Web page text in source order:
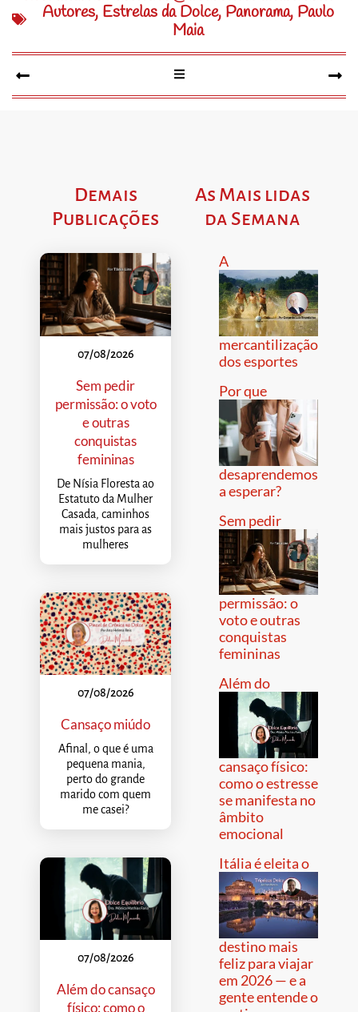
Autores, Estrelas da Dolce, Panorama, Paulo
Maia
Demais
Publicações
07/08/2026
Sem pedir
permissão: o voto
e outras
conquistas
femininas
De Nísia Floresta ao
Estatuto da Mulher
Casada, caminhos
mais justos para as
mulheres
07/08/2026
Cansaço miúdo
Afinal, o que é uma
pequena mania,
perto do grande
marido com quem
me casei?
07/08/2026
Além do cansaço
físico: como o
As Mais lidas
da Semana
A
mercantilização
dos esportes
Por que
desaprendemos
a esperar?
Sem pedir
permissão: o
voto e outras
conquistas
femininas
Além do
cansaço físico:
como o estresse
se manifesta no
âmbito
emocional
Itália é eleita o
destino mais
feliz para viajar
em 2026 — e a
gente entende o